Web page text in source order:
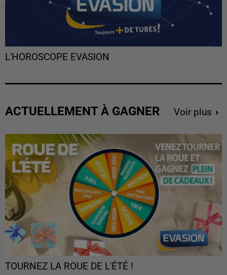
L'HOROSCOPE EVASION
ACTUELLEMENT À GAGNER Voir plus
TOURNEZ LA ROUE DE L'ÉTÉ !